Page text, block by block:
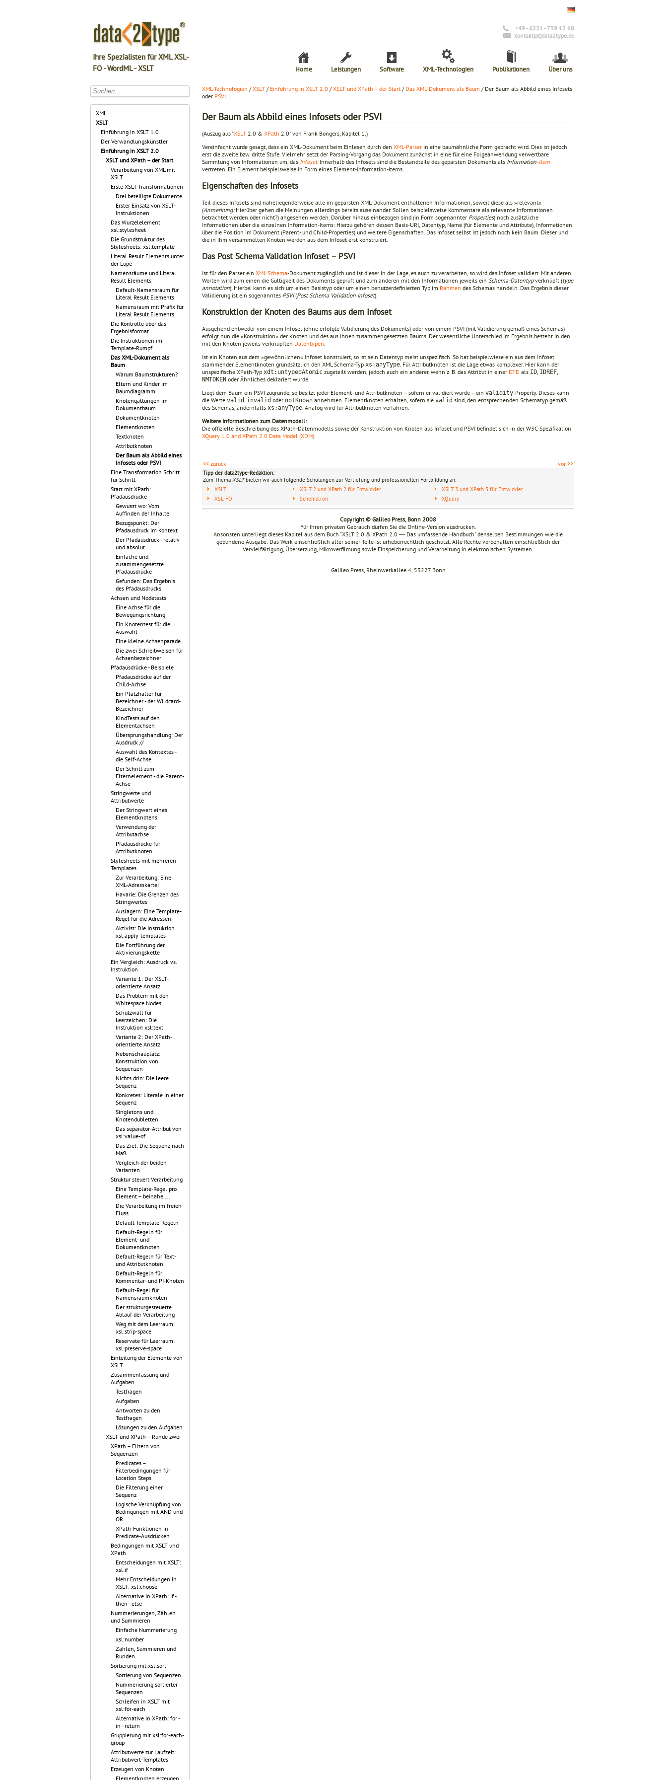
Ihre Spezialisten für XML XSL-
FO - WordML - XSLT
+49 - 6221 - 739 12 60
kontakt(at)data2type.de
Home Leistungen Software XML-Technologien Publikationen Über uns
XML
XSLT
Einführung in XSLT 1.0
Der Verwandlungskünstler
Einführung in XSLT 2.0
XSLT und XPath – der Start
Verarbeitung von XML mit
XSLT
Erste XSLT-Transformationen
Drei beteiligte Dokumente
Erster Einsatz von XSLT-
Instruktionen
Das Wurzelelement
xsl:stylesheet
Die Grundstruktur des
Stylesheets: xsl:template
Literal Result Elements unter
der Lupe
Namensräume und Literal
Result Elements
Default-Namensraum für
Literal Result Elements
Namensraum mit Präfix für
Literal Result Elements
Die Kontrolle über das
Ergebnisformat
Die Instruktionen im
Template-Rumpf
Das XML-Dokument als
Baum
Warum Baumstrukturen?
Eltern und Kinder im
Baumdiagramm
Knotengattungen im
Dokumentbaum
Dokumentknoten
Elementknoten
Textknoten
Attributknoten
Der Baum als Abbild eines
Infosets oder PSVI
Eine Transformation Schritt
für Schritt
Start mit XPath:
Pfadausdrücke
Gewusst wo: Vom
Auffinden der Inhalte
Bezugspunkt: Der
Pfadausdruck im Kontext
Der Pfadausdruck - relativ
und absolut
Einfache und
zusammengesetzte
Pfadausdrücke
Gefunden: Das Ergebnis
des Pfadausdrucks
Achsen und Nodetests
Eine Achse für die
Bewegungsrichtung
Ein Knotentest für die
Auswahl
Eine kleine Achsenparade
Die zwei Schreibweisen für
Achsenbezeichner
Pfadausdrücke - Beispiele
Pfadausdrücke auf der
Child-Achse
Ein Platzhalter für
Bezeichner - der Wildcard-
Bezeichner
KindTests auf den
Elementachsen
Übersprungshandlung: Der
Ausdruck //
Auswahl des Kontextes -
die Self-Achse
Der Schritt zum
Elternelement - die Parent-
Achse
Stringwerte und
Attributwerte
Der Stringwert eines
Elementknotens
Verwendung der
Attributachse
Pfadausdrücke für
Attributknoten
Stylesheets mit mehreren
Templates
Zur Verarbeitung: Eine
XML-Adresskartei
Havarie: Die Grenzen des
Stringwertes
Auslagern: Eine Template-
Regel für die Adressen
Aktivist: Die Instruktion
xsl:apply-templates
Die Fortführung der
Aktivierungskette
Ein Vergleich: Ausdruck vs.
Instruktion
Variante 1: Der XSLT-
orientierte Ansatz
Das Problem mit den
Whitespace Nodes
Schutzwall für
Leerzeichen: Die
Instruktion xsl:text
Variante 2: Der XPath-
orientierte Ansatz
Nebenschauplatz:
Konstruktion von
Sequenzen
Nichts drin: Die leere
Sequenz
Konkretes: Literale in einer
Sequenz
Singletons und
Knotendubletten
Das separator-Attribut von
xsl:value-of
Das Ziel: Die Sequenz nach
Maß
Vergleich der beiden
Varianten
Struktur steuert Verarbeitung
Eine Template-Regel pro
Element – beinahe ...
Die Verarbeitung im freien
Fluss
Default-Template-Regeln
Default-Regeln für
Element- und
Dokumentknoten
Default-Regeln für Text-
und Attributknoten
Default-Regeln für
Kommentar- und PI-Knoten
Default-Regel für
Namensraumknoten
Der strukturgesteuerte
Ablauf der Verarbeitung
Weg mit dem Leerraum:
xsl:strip-space
Reservate für Leerraum:
xsl:preserve-space
Einteilung der Elemente von
XSLT
Zusammenfassung und
Aufgaben
Testfragen
Aufgaben
Antworten zu den
Testfragen
Lösungen zu den Aufgaben
XSLT und XPath – Runde zwei
XPath – Filtern von
Sequenzen
Predicates –
Filterbedingungen für
Location Steps
Die Filterung einer
Sequenz
Logische Verknüpfung von
Bedingungen mit AND und
OR
XPath-Funktionen in
Predicate-Ausdrücken
Bedingungen mit XSLT und
XPath
Entscheidungen mit XSLT:
xsl:if
Mehr Entscheidungen in
XSLT: xsl:choose
Alternative in XPath: if -
then - else
Nummerierungen, Zählen
und Summieren
Einfache Nummerierung
xsl:number
Zählen, Summieren und
Runden
Sortierung mit xsl:sort
Sortierung von Sequenzen
Nummerierung sortierter
Sequenzen
Schleifen in XSLT mit
xsl:for-each
Alternative in XPath: for -
in - return
Gruppierung mit xsl:for-each-
group
Attributwerte zur Laufzeit:
Attributwert-Templates
Erzeugen von Knoten
Elementknoten erzeugen
XML-Technologien /XSLT / Einführung in XSLT 2.0 /XSLT und XPath – der Start / Das XML-Dokument als Baum / Der Baum als Abbild eines Infosets
oder PSVI
Der Baum als Abbild eines Infosets oder PSVI
(Auszug aus "XSLT 2.0 & XPath 2.0" von Frank Bongers, Kapitel 1.)
Vereinfacht wurde gesagt, dass ein XML-Dokument beim Einlesen durch den XML-Parser in eine baumähnliche Form gebracht wird. Dies ist jedoch
erst die zweite bzw. dritte Stufe. Vielmehr setzt der Parsing-Vorgang das Dokument zunächst in eine für eine Folgeanwendung verwertbare
Sammlung von Informationen um, das Infoset. Innerhalb des Infosets sind die Bestandteile des geparsten Dokuments als Information-Item
vertreten. Ein Element bei­spielsweise in Form eines Element-Information-Items.
Eigenschaften des Infosets
Teil dieses Infosets sind naheliegenderweise alle im geparsten XML-Dokument enthaltenen Informationen, soweit diese als »relevant«
(Anmerkung:Hierüber gehen die Meinungen allerdings bereits auseinander. Sollen beispielsweise Kommentare als relevante Informationen
betrachtet werden oder nicht?) angesehen werden. Darüber hinaus einbezogen sind (in Form sogenannter Properties) noch zusätzliche
Informationen über die einzelnen Information-Items: Hierzu gehö­ren dessen Basis-URI, Datentyp, Name (für Elemente und Attribute), Infor­mationen
über die Position im Dokument (Parent- und Child-Properties) und weitere Eigenschaften. Das Infoset selbst ist jedoch noch kein Baum. Dieser und
die in ihm versammelten Knoten werden aus dem Infoset erst konstruiert.
Das Post Schema Validation Infoset – PSVI
Ist für den Parser ein XML Schema-Dokument zugänglich und ist dieser in der Lage, es auch zu verarbeiten, so wird das Infoset validiert. Mit anderen
Worten wird zum einen die Gültigkeit des Dokuments geprüft und zum anderen mit den Informationen jeweils ein Schema-Datentypverknüpft (type
annotation). Hierbei kann es sich um einen Basistyp oder um einen benutzerdefinierten Typ im Rahmen des Schemas handeln. Das Ergebnis dieser
Validierung ist ein sogenanntes PSVI(Post Schema Validation Infoset).
Konstruktion der Knoten des Baums aus dem Infoset
Ausgehend entweder von einem Infoset (ohne erfolgte Validierung des Doku­ments) oder von einem PSVI (mit Validierung gemäß eines Schemas)
erfolgt nun die »Konstruktion« der Knoten und des aus ihnen zusammengesetzten Baums. Der wesentliche Unterschied im Ergebnis besteht in den
mit den Kno­ten jeweils verknüpften Datentypen
Ist ein Knoten aus dem »gewöhnlichen« Infoset konstruiert, so ist sein Daten­typ meist unspezifisch. So hat beispielwiese ein aus dem Infoset
stammender Elementknoten grundsätzlich den XML Schema-Typ xs:anyType . Für Attribut­knoten ist die Lage etwas komplexer. Hier kann der
unspezifische XPath-Typ xdt:untypedAtomic zugeteilt werden, jedoch auch ein anderer, wenn z. B. das Attribut in einer DTD als ID IDREF
NMTOKEN oder Ähnliches deklariert wurde.
Liegt dem Baum ein PSVI zugrunde, so besitzt jeder Element- und Attributkno­ten – sofern er validiert wurde – ein validity-Property. Dieses kann
die Werte valid invalid oder notKnown annehmen. Elementknoten erhalten, sofern sie valid sind, den entsprechenden Schematyp gemäß
des Schemas, andernfalls xs:anyType . Analog wird für Attributknoten verfahren.
Weitere Informationen zum Datenmodell:
Die offizielle Beschrei­bung des XPath-Datenmodells sowie der Konstruktion von Knoten aus Info­set und PSVI befindet sich in der W3C-Spezifikation
XQuery 1.0 and XPath 2.0 Data Model (XDM)
<< zurück vor >>
Tipp der data2type-Redaktion:
Zum Thema XSLTbieten wir auch folgende Schulungen zur Vertiefung und professionellen Fortbildung an:
XSLT
XSL-FO
XSLT 2 und XPath 2 für Entwickler
Schematron
XSLT 3 und XPath 3 für Entwickler
XQuery
Copyright © Galileo Press, Bonn 2008
Für Ihren privaten Gebrauch dürfen Sie die Online-Version ausdrucken.
Ansonsten unterliegt dieses Kapitel aus dem Buch "XSLT 2.0 & XPath 2.0 ― Das umfassende Handbuch" denselben Bestimmungen wie die
gebundene Ausgabe: Das Werk einschließlich aller seiner Teile ist urheberrechtlich geschützt. Alle Rechte vorbehalten einschließlich der
Vervielfältigung, Übersetzung, Mikroverfilmung sowie Einspeicherung und Verarbeitung in elektronischen Systemen.
Galileo Press, Rheinwerkallee 4, 53227 Bonn